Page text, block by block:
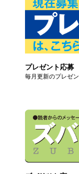
プレゼント応募
毎月更新のプレゼ